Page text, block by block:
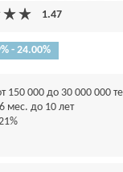
- 24.00%
150 000 до 30 000 000
мес. до 10 лет